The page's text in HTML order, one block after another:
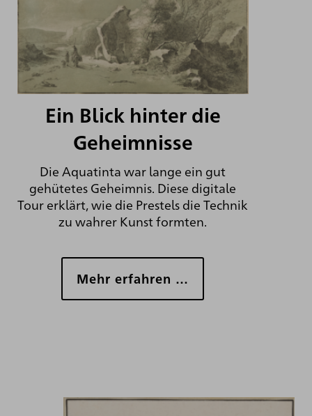
Ein Blick hinter die
Geheimnisse
Die Aquatinta war lange ein gut
gehütetes Geheimnis. Diese digitale
Tour erklärt, wie die Prestels die Technik
zu wahrer Kunst formten.
Mehr erfahren …